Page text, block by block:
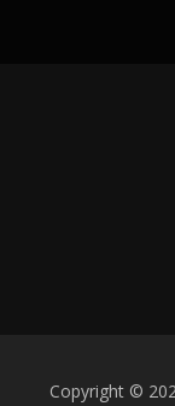
Copyright ©